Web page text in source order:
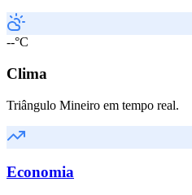
--°C
Clima
Triângulo Mineiro em tempo real.
Economia